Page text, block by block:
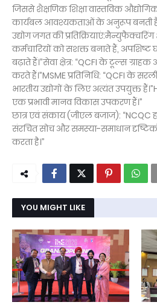
जिससे शैक्षणिक शिक्षा वास्तविक
कार्यबल आवश्यकताओं के अनुरूप बनती
उद्योग जगत की प्रतिक्रियाएं:मैन्युफैक्चरिंग
कर्मचारियों को सशक्त बनाते हैं, अपशिष्ट
बढ़ाते हैं।”सेवा क्षेत्र: “QCFI के टूल्स
करते हैं।”MSME प्रतिनिधि: “QCFI के
भारतीय उद्योगों के लिए अत्यंत उपयुक्त
एक प्रभावी मानव विकास उपकरण हैं।”
छात्र एवं संकाय (जीएल बजाज):
संरचित सोच और समस्या-समाधान
करता है।”
YOU MIGHT LIKE